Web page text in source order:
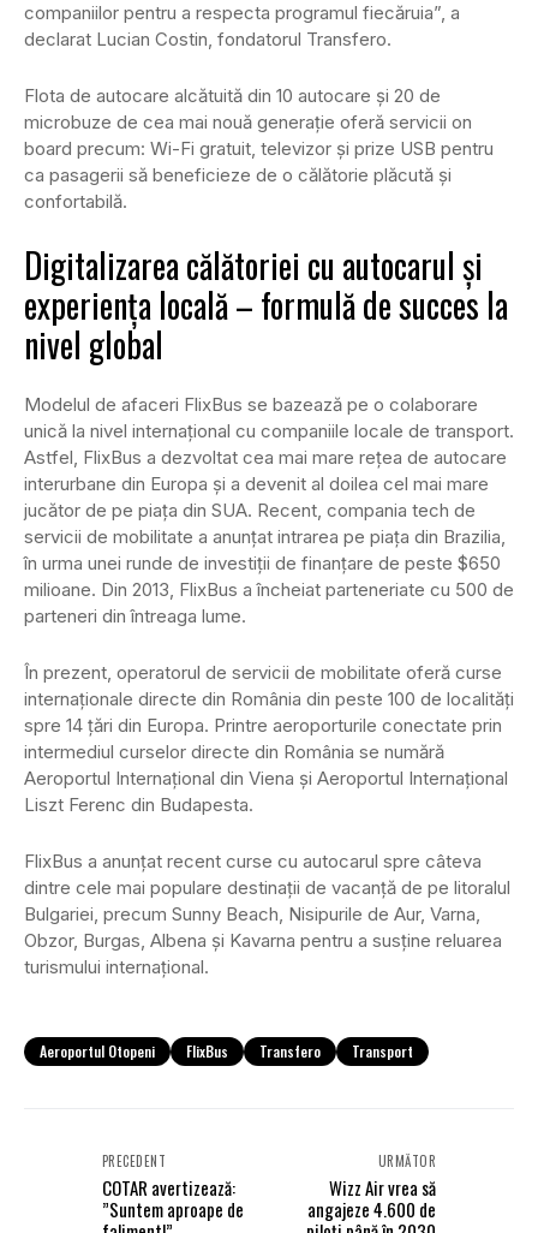
companiilor pentru a respecta programul fiecăruia”, a
declarat Lucian Costin, fondatorul Transfero.
Flota de autocare alcătuită din 10 autocare și 20 de
microbuze de cea mai nouă generație oferă servicii on
board precum: Wi-Fi gratuit, televizor și prize USB pentru
ca pasagerii să beneficieze de o călătorie plăcută și
confortabilă.
Digitalizarea călătoriei cu autocarul și
experiența locală – formulă de succes la
nivel global
Modelul de afaceri FlixBus se bazează pe o colaborare
unică la nivel internațional cu companiile locale de transport.
Astfel, FlixBus a dezvoltat cea mai mare rețea de autocare
interurbane din Europa și a devenit al doilea cel mai mare
jucător de pe piața din SUA. Recent, compania tech de
servicii de mobilitate a anunțat intrarea pe piața din Brazilia,
în urma unei runde de investiții de finanțare de peste $650
milioane. Din 2013, FlixBus a încheiat parteneriate cu 500 de
parteneri din întreaga lume.
În prezent, operatorul de servicii de mobilitate oferă curse
internaționale directe din România din peste 100 de localități
spre 14 țări din Europa. Printre aeroporturile conectate prin
intermediul curselor directe din România se numără
Aeroportul Internațional din Viena și Aeroportul Internațional
Liszt Ferenc din Budapesta.
FlixBus a anunțat recent curse cu autocarul spre câteva
dintre cele mai populare destinații de vacanță de pe litoralul
Bulgariei, precum Sunny Beach, Nisipurile de Aur, Varna,
Obzor, Burgas, Albena și Kavarna pentru a susține reluarea
turismului internațional.
Aeroportul Otopeni FlixBus Transfero Transport
PRECEDENT
COTAR avertizează:
”Suntem aproape de
URMĂTOR
Wizz Air vrea să
angajeze 4.600 de